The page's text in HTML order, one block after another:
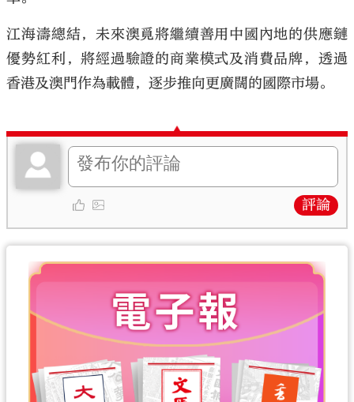
江海濤總結，未來澳覓將繼續善用中國內地的供應鏈
優勢紅利，將經過驗證的商業模式及消費品牌，透過
香港及澳門作為載體，逐步推向更廣闊的國際市場。
評論